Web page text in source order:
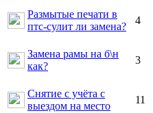
Размытые печати в
птс-сулит ли замена?
4
Замена рамы на б\н
как?
3
Снятие с учёта с
выездом на место
11